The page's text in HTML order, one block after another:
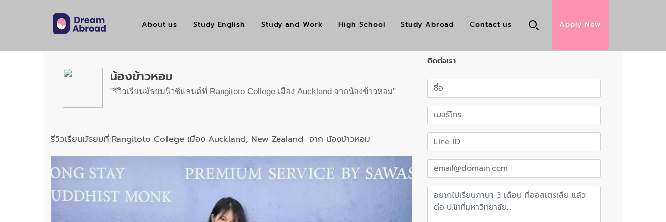
About us Study English Study and Work High School Study Abroad Contact us Apply Now
น้องข้าวหอม
รีวิวเรียนมัธยมนิวซีแลนด์ที่ Rangitoto College เมือง Auckland จากน้องข้าวหอม
รีวิวเรียนมัธยมที่ Rangitoto College เมือง Auckland, New Zealand จาก น้องข้าวหอม
ติดต่อเรา